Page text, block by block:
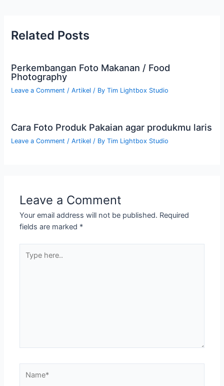
Related Posts
Perkembangan Foto Makanan / Food
Photography
Leave a Comment /Artikel / ByTim Lightbox Studio
Cara Foto Produk Pakaian agar produkmu laris
Leave a Comment /Artikel / ByTim Lightbox Studio
Leave a Comment
Your email address will not be published. Required
fields are marked *
here..